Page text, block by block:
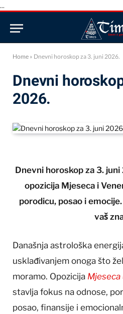
...
Home » Dnevni horoskop za 3. juni 2026.
Dnevni
2026.
Dnevni horoskop za 3.
opozicija Mjeseca i
porodicu, posao i
vaš
Današnja astrološka
usklađivanjem onoga što
moramo. Opozicija Mjeseca
stavlja fokus na odnose,
posao, finansije i